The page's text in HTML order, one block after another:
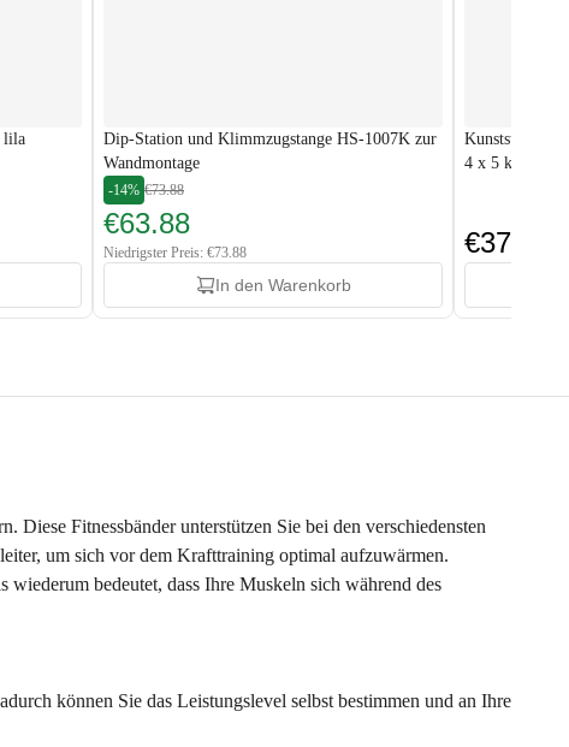
lila
Dip-Station und Klimmzugstange HS-1007K zur
Wandmontage
-14% €73.88
€63.88
Niedrigster Preis: €73.88
In den Warenkorb
Kunststoff
4 x 5 kg
€37.88
Fitnessbänder unterstützen Sie bei den verschiedensten
um sich vor dem Krafttraining optimal aufzuwärmen.
bedeutet, dass Ihre Muskeln sich während des
können Sie das Leistungslevel selbst bestimmen und an Ihre